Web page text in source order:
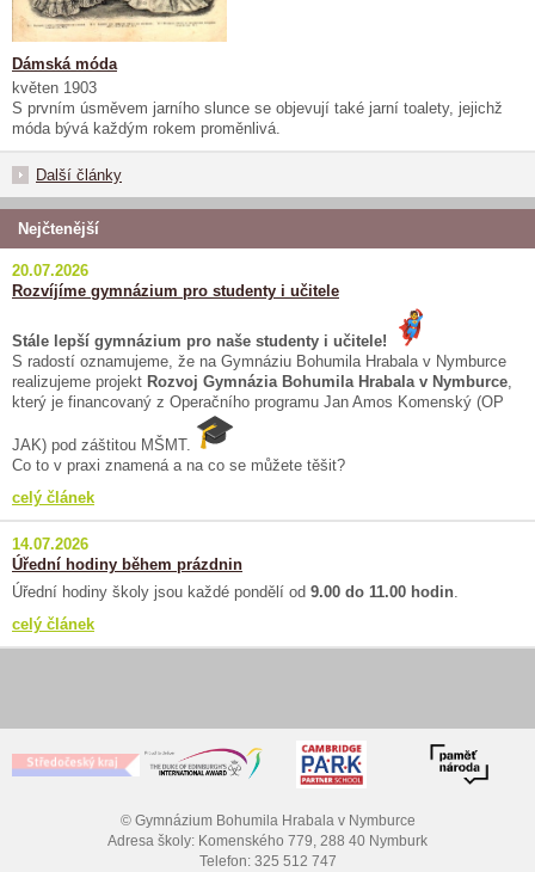
Dámská móda
květen 1903
S prvním úsměvem jarního slunce se objevují také jarní toalety, jejichž
móda bývá každým rokem proměnlivá.
Další články
Nejčtenější
20.07.2026
Rozvíjíme gymnázium pro studenty i učitele
Stále lepší gymnázium pro naše studenty i učitele!
S radostí oznamujeme, že na Gymnáziu Bohumila Hrabala v Nymburce
realizujeme projekt Rozvoj Gymnázia Bohumila Hrabala v Nymburce
který je financovaný z Operačního programu Jan Amos Komenský (OP
JAK) pod záštitou MŠMT.
Co to v praxi znamená a na co se můžete těšit?
celý článek
14.07.2026
Úřední hodiny během prázdnin
Úřední hodiny školy jsou každé pondělí od 9.00 do 11.00 hodin
celý článek
© Gymnázium Bohumila Hrabala v Nymburce
Adresa školy: Komenského 779, 288 40 Nymburk
Telefon: 325 512 747